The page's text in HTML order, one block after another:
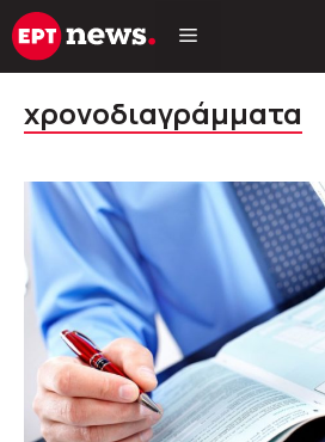
Μετάβαση
σε
χρονοδιαγράμματα